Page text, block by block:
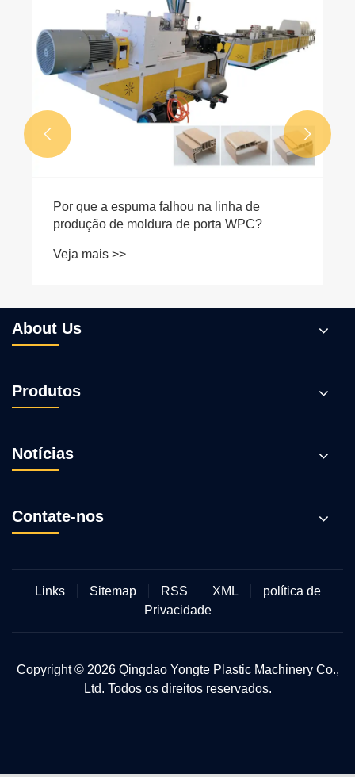
Teste de linha de extrusão de tubo de
infiltração de borracha com sucesso
Veja mais >>
 
About Us
Produtos
Notícias
Contate-nos
Links Sitemap RSS XML
política de
Privacidade
Copyright © 2026 Qingdao Yongte Plastic Machinery Co.,
Ltd. Todos os direitos reservados.